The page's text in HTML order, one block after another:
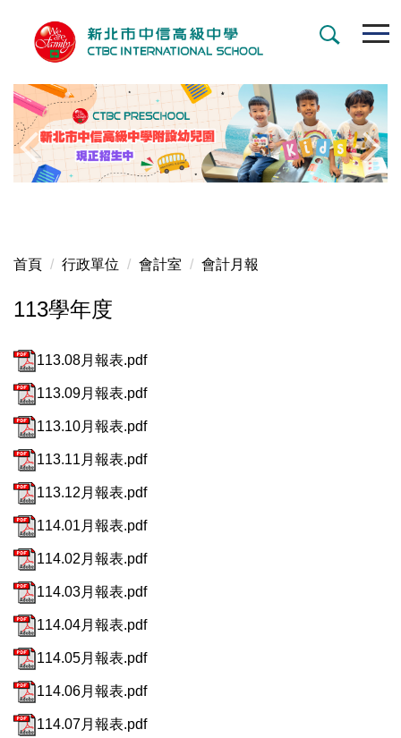
內
容
區
首頁 行政單位 會計室 會計月報
113學年度
113.08月報表.pdf
113.09月報表.pdf
113.10月報表.pdf
113.11月報表.pdf
113.12月報表.pdf
114.01月報表.pdf
114.02月報表.pdf
114.03月報表.pdf
114.04月報表.pdf
114.05月報表.pdf
114.06月報表.pdf
114.07月報表.pdf